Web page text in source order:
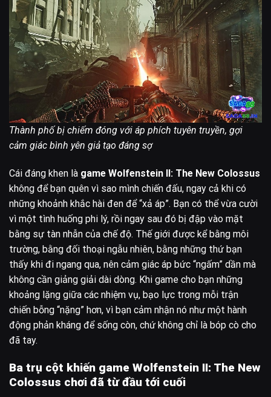
Thành phố bị chiếm đóng với áp phích tuyên truyền, gợi
cảm giác bình yên giả tạo đáng sợ
Cái đáng khen là game Wolfenstein II: The New Colossus
không để bạn quên vì sao mình chiến đấu, ngay cả khi có
những khoảnh khắc hài đen để “xả áp”. Bạn có thể vừa cười
vì một tình huống phi lý, rồi ngay sau đó bị đập vào mặt
bằng sự tàn nhẫn của chế độ. Thế giới được kể bằng môi
trường, bằng đối thoại ngẫu nhiên, bằng những thứ bạn
thấy khi đi ngang qua, nên cảm giác áp bức “ngấm” dần mà
không cần giảng giải dài dòng. Khi game cho bạn những
khoảng lặng giữa các nhiệm vụ, bạo lực trong mỗi trận
chiến bỗng “nặng” hơn, vì bạn cảm nhận nó như một hành
động phản kháng để sống còn, chứ không chỉ là bóp cò cho
đã tay.
Ba trụ cột khiến game Wolfenstein II: The New
Colossus chơi đã từ đầu tới cuối